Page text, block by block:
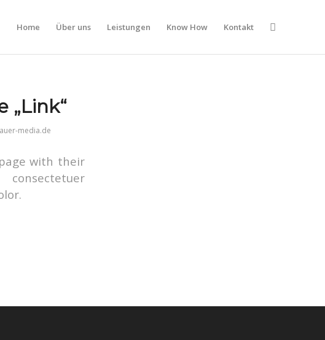
Home Über uns Leistungen Know How Kontakt
„Link“
media.de
with their